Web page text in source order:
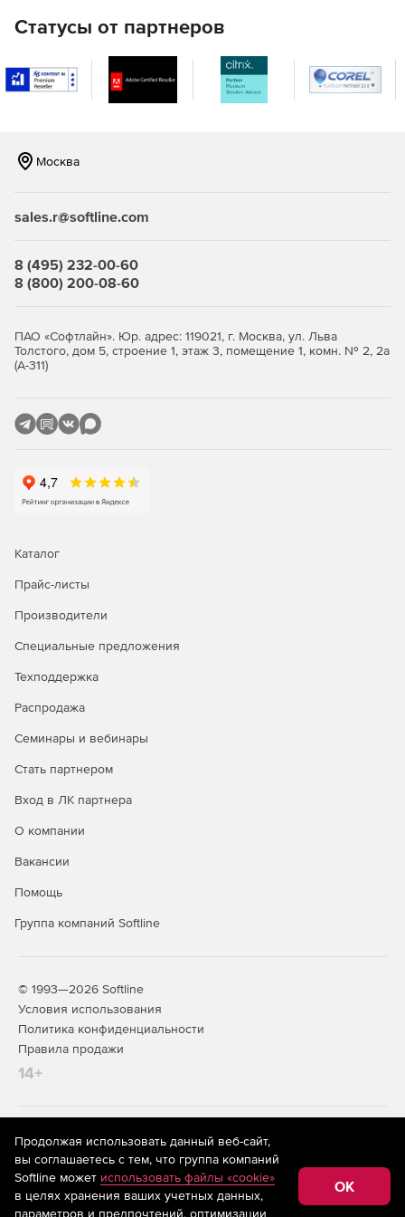
вредоносных объектов для рабочих станций и
Проверка всех открываемых и загружаемых файлов и
блокировка в случае обнаружения угрозы.
антивируса TrustPort на съемные носители с
Многопоточное сканирование данных на файловых
серверов с наибольшим числом обращений.
станций.
Предустановленные политики безопасности для
системного администратора с возможностью
Статусы от партнеров
Москва
sales.r@softline.com
8 (495) 232-00-60
8 (800) 200-08-60
ПАО «Софтлайн». Юр. адрес: 119021, г. Москва, ул. Льва
Толстого, дом 5, строение 1, этаж 3, помещение 1, комн. № 2, 2а
(А-311)
Каталог
Прайс-листы
Производители
Специальные предложения
Техподдержка
Распродажа
Семинары и вебинары
Стать партнером
Вход в ЛК партнера
О компании
Вакансии
Помощь
Группа компаний Softline
© 1993—2026 Softline
Условия использования
Политика конфиденциальности
Правила продажи
14+
На информационном ресурсе store.softline.ru применяются
рекомендательные технологии
(информационные технологии
предоставления информации на основе сбора,
систематизации и анализа сведений, относящихся к
предпочтениям пользователей сети «Интернет»,
находящихся на территории Российской Федерации)
Продолжая использовать данный веб-сайт,
вы соглашаетесь с тем, что группа компаний
Softline может использовать файлы «cookie»
в целях хранения ваших учетных данных,
параметров и предпочтений, оптимизации
OK